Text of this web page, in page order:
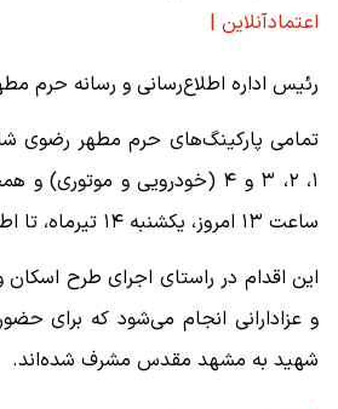
اعتمادآنلاین |
رئیس اداره اطلاع‌رسانی و رسانه حرم
تمامی پارکینگ‌های حرم مطهر رضوی
۱، ۲، ۳ و ۴ (خودرویی و
ساعت ۱۳ امروز، یکشنبه ۱۴ تیرماه، تا اطلاع ثانوی تعطیل است.
این اقدام در راستای اجرای طرح
و عزادارانی انجام می‌شود که برای
شهید به مشهد مقدس مشرف شده‌اند.